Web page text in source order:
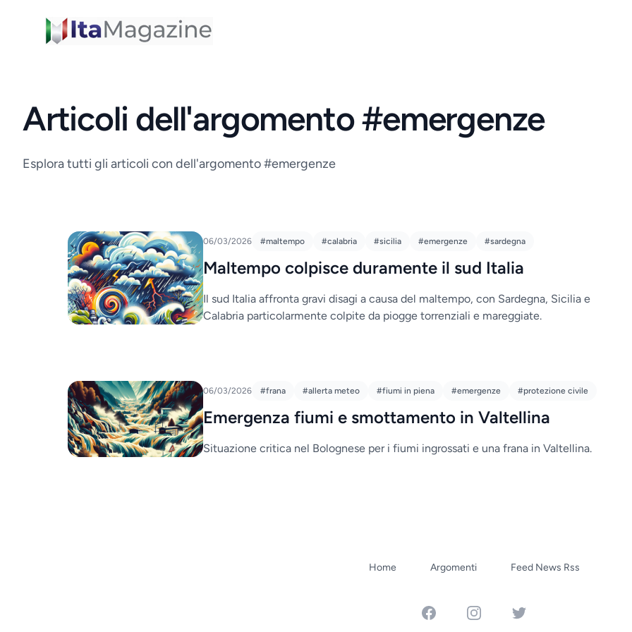
ItaMagazine
Articoli dell'argomento #emergenze
Esplora tutti gli articoli con dell'argomento #emergenze
06/03/2026 #maltempo #calabria #sicilia #emergenze #sardegna
Maltempo colpisce duramente il sud Italia
Il sud Italia affronta gravi disagi a causa del maltempo, con Sardegna, Sicilia e
Calabria particolarmente colpite da piogge torrenziali e mareggiate.
06/03/2026 #frana #allerta meteo #fiumi in piena #emergenze #protezione civile
Emergenza fiumi e smottamento in Valtellina
Situazione critica nel Bolognese per i fiumi ingrossati e una frana in Valtellina.
Home Argomenti Feed News Rss
FacebookInstagramTwitter